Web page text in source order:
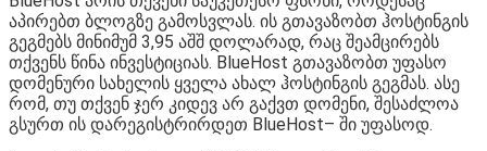
აპირებთ ბლოგზე გამოსვლას. ის გთავაზობთ ჰოსტინგის
გეგმებს მინიმუმ 3,95 აშშ დოლარად, რაც შეამცირებს
თქვენს წინა ინვესტიციას. BlueHost გთავაზობთ უფასო
დომენური სახელის ყველა ახალ ჰოსტინგის გეგმას. ასე
რომ, თუ თქვენ ჯერ კიდევ არ გაქვთ დომენი, შესაძლოა
გსურთ ის დარეგისტრირდეთ BlueHost– ში უფასოდ.